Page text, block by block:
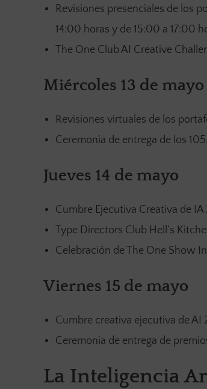
Revisiones presenciales de los
14:00 horas y de 15:00 a 17:00
The One Club AI Creative
Miércoles 13 de mayo
Revisiones virtuales de los
Ceremonia de entrega de los
Jueves 14 de mayo
Cumbre Ejecutiva Creativa de
Type Directors Club Hell’s
Celebración de The One Show
Viernes 15 de mayo
Cumbre creativa ejecutiva de AI
Ceremonia de entrega de
La Inteligencia